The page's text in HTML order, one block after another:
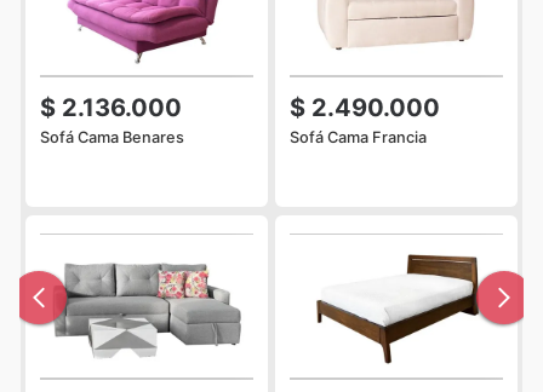
$ 2.136.000
Sofá Cama Benares
$ 2.490.000
Sofá Cama Francia